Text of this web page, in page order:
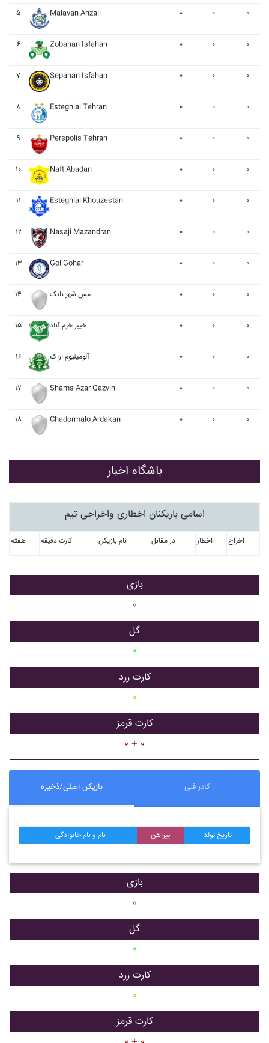
۵ Malavan Anzali ۰ ۰ ۰
۶ Zobahan Isfahan ۰ ۰ ۰
۷ Sepahan Isfahan ۰ ۰ ۰
۸ Esteghlal Tehran ۰ ۰ ۰
۹ Perspolis Tehran ۰ ۰ ۰
۱۰ Naft Abadan ۰ ۰ ۰
۱۱ Esteghlal Khouzestan ۰ ۰ ۰
۱۲ Nasaji Mazandran ۰ ۰ ۰
۱۳ Gol Gohar ۰ ۰ ۰
۱۴ مس شهر بابک ۰ ۰ ۰
۱۵ خيبر خرم آباد ۰ ۰ ۰
۱۶ آلومينيوم اراک ۰ ۰ ۰
۱۷ Shams Azar Qazvin ۰ ۰ ۰
۱۸ Chadormalo Ardakan ۰ ۰ ۰
باشگاه اخبار
اسامی بازیکنان اخطاری واخراجی تیم
هفته کارت دقیقه نام بازیکن در مقابل اخطار اخراج
بازی
۰
گل
۰
کارت زرد
۰
کارت قرمز
۰ + ۰
بازیکن اصلی/ذخیره کادر فنی
نام و نام خانوادگی پیراهن تاریخ تولد
بازی
۰
گل
۰
کارت زرد
۰
کارت قرمز